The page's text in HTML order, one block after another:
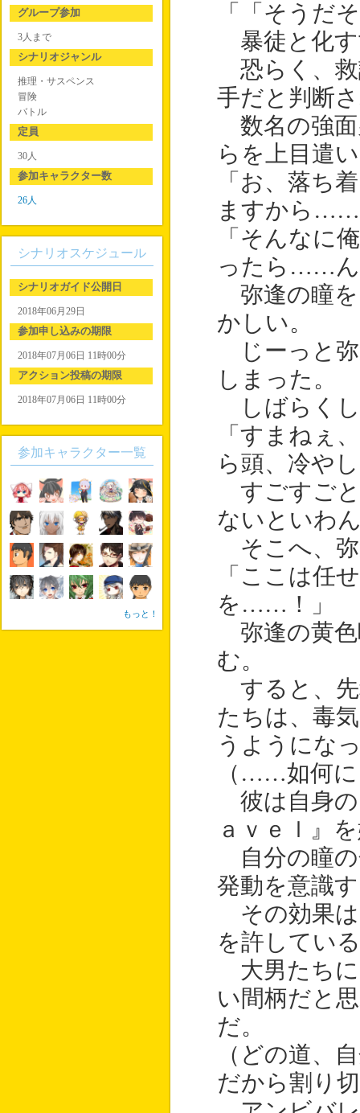
「「そうだ
暴徒と化す
恐らく、救
手だと判断
数名の強面
らを上目遣
「お、落
ますから
「そんなに
ったら……ん
弥逢の瞳を
かしい。
じーっと弥
しまった。
しばらくし
「すまねぇ
ら頭、冷や
すごすごと
ないといわ
そこへ、弥
「ここは任
を……！」
弥逢の黄色
む。
すると、先
たちは、毒
うようにな
（……如何に
彼は自身
ａｖｅｌ』
自分の瞳の
発動を意識
その効果は
を許してい
大男たちに
い間柄だと
だ。
（どの道、
だから割り
グループ参加
3人まで
シナリオジャンル
推理・サスペンス
冒険
バトル
定員
30人
参加キャラクター数
26人
シナリオスケジュール
シナリオガイド公開日
2018年06月29日
参加申し込みの期限
2018年07月06日 11時00分
アクション投稿の期限
2018年07月06日 11時00分
参加キャラクター一覧
もっと！